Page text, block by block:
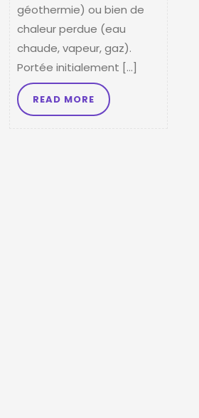
géothermie) ou bien de
chaleur perdue (eau
chaude, vapeur, gaz).
Portée initialement […]
READ MORE